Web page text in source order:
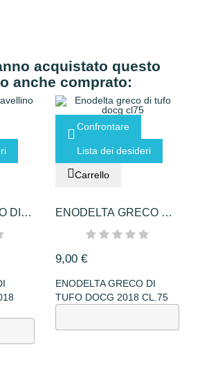
acquistato questo
anche comprato:
DI
Confrontare
Lista dei desideri
Carrello
ENODELTA GRECO DI
TUFO DOCG...
9,00 €
ENODELTA GRECO DI
TUFO DOCG 2018 CL.75